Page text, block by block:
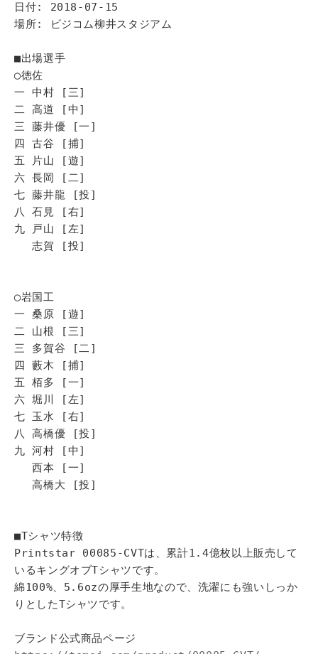
日付: 2018-07-15
場所: ビジコム柳井スタジアム
■出場選手
◯徳佐
一 中村 [三]
二 高道 [中]
三 藤井優 [一]
四 古谷 [捕]
五 片山 [遊]
六 長岡 [二]
七 藤井龍 [投]
八 石見 [右]
九 戸山 [左]
志賀 [投]
◯岩国工
一 桑原 [遊]
二 山根 [三]
三 多賀谷 [二]
四 藪木 [捕]
五 栢多 [一]
六 堀川 [左]
七 玉水 [右]
八 高橋優 [投]
九 河村 [中]
西本 [一]
高橋大 [投]
■Tシャツ特徴
Printstar 00085-CVTは、累計1.4億枚以上販売して
いるキングオブTシャツです。
綿100%、5.6ozの厚手生地なので、洗濯にも強いしっか
りとしたTシャツです。
ブランド公式商品ページ